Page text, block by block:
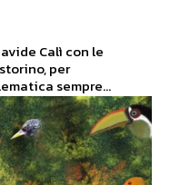
Calì con le
per
sempre...